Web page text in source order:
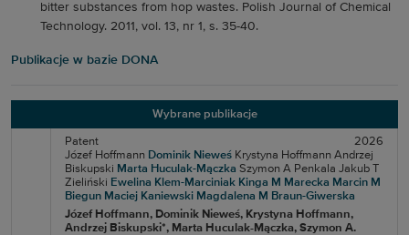
bitter substances from hop wastes. Polish Journal of Chemical
Technology. 2011, vol. 13, nr 1, s. 35-40.
Publikacje w bazie DONA
Wybrane publikacje
Patent
2026
Józef Hoffmann Dominik Nieweś Krystyna Hoffmann Andrzej
Biskupski Marta Huculak-Mączka Szymon A Penkala Jakub T
Zieliński Ewelina Klem-Marciniak Kinga M Marecka Marcin M
Biegun Maciej Kaniewski Magdalena M Braun-Giwerska
Józef Hoffmann, Dominik Nieweś, Krystyna Hoffmann,
Andrzej Biskupski*, Marta Huculak-Mączka, Szymon A.